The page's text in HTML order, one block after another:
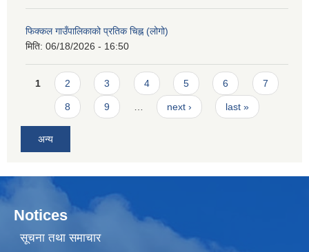
फिक्कल गाउँपालिकाको प्रतिक चिह्न (लोगो)
मिति: 06/18/2026 - 16:50
Pages
1 2 3 4 5 6 7
8 9 … next › last »
अन्य
Notices
सूचना तथा समाचार